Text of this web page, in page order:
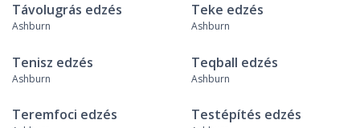
Távolugrás edzés
Ashburn
Teke edzés
Ashburn
Tenisz edzés
Ashburn
Teqball edzés
Ashburn
Teremfoci edzés Testépítés edzés